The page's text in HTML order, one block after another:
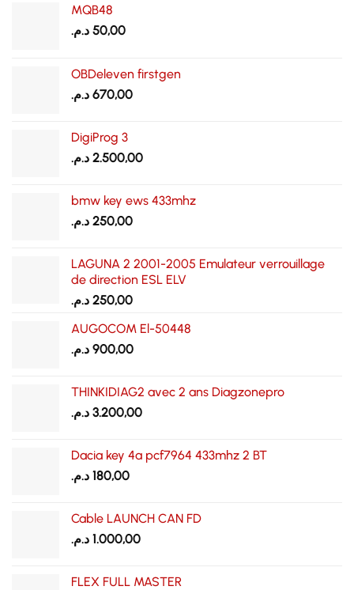
MQB48
50,00 د.م.
OBDeleven firstgen
670,00 د.م.
DigiProg 3
2.500,00 د.م.
bmw key ews 433mhz
250,00 د.م.
LAGUNA 2 2001-2005 Emulateur verrouillage
de direction ESL ELV
250,00 د.م.
AUGOCOM El-50448
900,00 د.م.
THINKIDIAG2 avec 2 ans Diagzonepro
3.200,00 د.م.
Dacia key 4a pcf7964 433mhz 2 BT
180,00 د.م.
Cable LAUNCH CAN FD
1.000,00 د.م.
FLEX FULL MASTER